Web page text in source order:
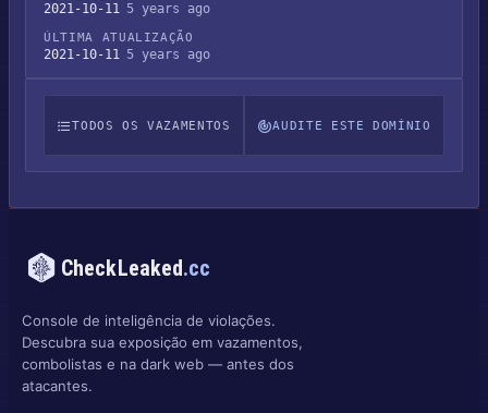
2021-10-11 5 years ago
ÚLTIMA ATUALIZAÇÃO
2021-10-11 5 years ago
TODOS OS VAZAMENTOS AUDITE ESTE DOMÍNIO
CheckLeaked.cc
Console de inteligência de violações.
Descubra sua exposição em vazamentos,
combolistas e na dark web — antes dos
atacantes.